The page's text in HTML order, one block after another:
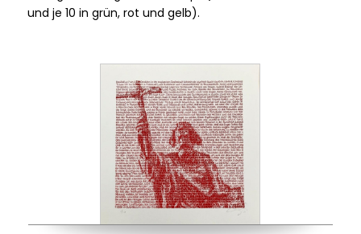
und je 10 in grün, rot und gelb).